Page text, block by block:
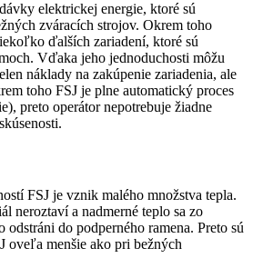
elektrickej energie, ktoré sú
zváracích strojov. Okrem toho
ďalších zariadení, ktoré sú
Vďaka jeho jednoduchosti môžu
náklady na zakúpenie zariadenia, ale
toho FSJ je plne automatický proces
preto operátor nepotrebuje žiadne
FSJ je vznik malého množstva tepla.
neroztaví a nadmerné teplo sa zo
odstráni do podperného ramena. Preto sú
oveľa menšie ako pri bežných